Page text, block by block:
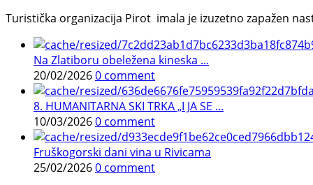
Turistička organizacija Pirot imala je izuzetno zapažen
Na Zlatiboru obeležena kineska ...
20/02/20260 comment
8. HUMANITARNA SKI TRKA „I JA SE ...
10/03/20260 comment
Fruškogorski dani vina u Rivicama
25/02/20260 comment